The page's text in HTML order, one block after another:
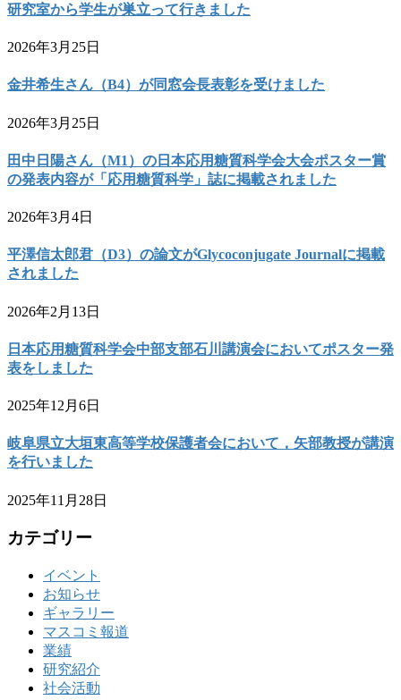
研究室から学生が巣立って行きました
2026年3月25日
金井希生さん（B4）が同窓会長表彰を受けました
2026年3月25日
田中日陽さん（M1）の日本応用糖質科学会大会ポスター賞
の発表内容が「応用糖質科学」誌に掲載されました
2026年3月4日
平澤信太郎君（D3）の論文がGlycoconjugate Journalに掲載
されました
2026年2月13日
日本応用糖質科学会中部支部石川講演会においてポスター発
表をしました
2025年12月6日
岐阜県立大垣東高等学校保護者会において，矢部教授が講演
を行いました
2025年11月28日
カテゴリー
イベント
お知らせ
ギャラリー
マスコミ報道
業績
研究紹介
社会活動